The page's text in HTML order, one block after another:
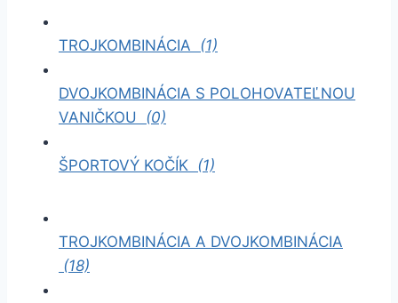
TROJKOMBINÁCIA (1)
DVOJKOMBINÁCIA S POLOHOVATEĽNOU
VANIČKOU (0)
ŠPORTOVÝ KOČÍK (1)
TROJKOMBINÁCIA A DVOJKOMBINÁCIA
(18)